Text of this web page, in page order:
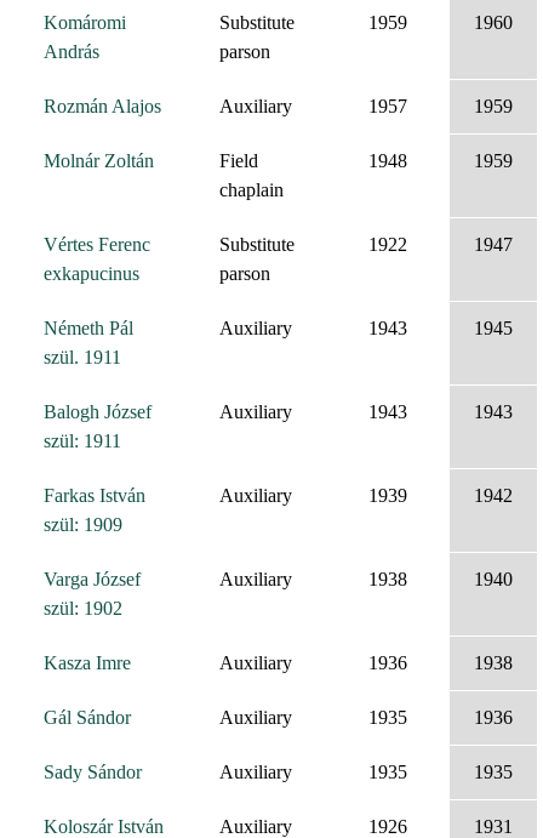
Komáromi
András
Substitute
parson
1959 1960
Rozmán Alajos Auxiliary 1957 1959
Molnár Zoltán
Field
chaplain
1948 1959
Vértes Ferenc
exkapucinus
Substitute
parson
1922 1947
Németh Pál
szül. 1911
Auxiliary 1943 1945
Balogh József
szül: 1911
Auxiliary 1943 1943
Farkas István
szül: 1909
Auxiliary 1939 1942
Varga József
szül: 1902
Auxiliary 1938 1940
Kasza Imre Auxiliary 1936 1938
Gál Sándor Auxiliary 1935 1936
Sady Sándor Auxiliary 1935 1935
Koloszár István Auxiliary 1926 1931